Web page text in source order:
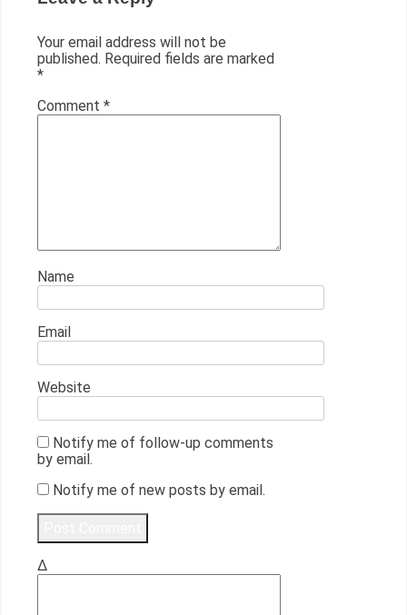
Your email address will not be
published. Required fields are marked
*
Comment *
Name
Email
Website
Notify me of follow-up comments
by email.
Notify me of new posts by email.
Δ